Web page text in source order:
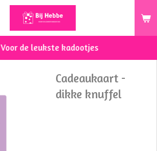
Voor de leukste kadootjes
Cadeaukaart -
dikke knuffel